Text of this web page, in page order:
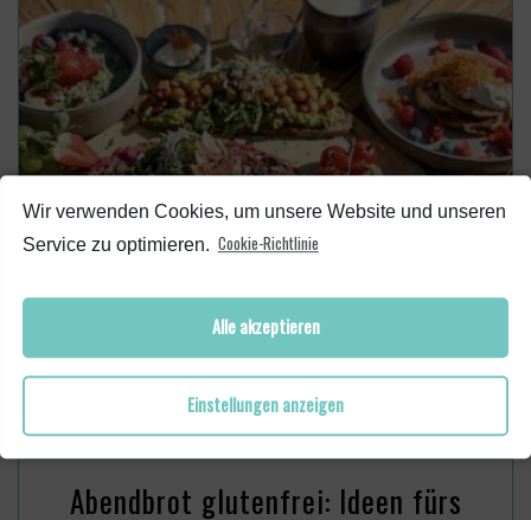
Wir verwenden Cookies, um unsere Website und unseren
Service zu optimieren. Cookie-Richtlinie
Alle akzeptieren
Einstellungen anzeigen
Abendbrot glutenfrei: Ideen fürs